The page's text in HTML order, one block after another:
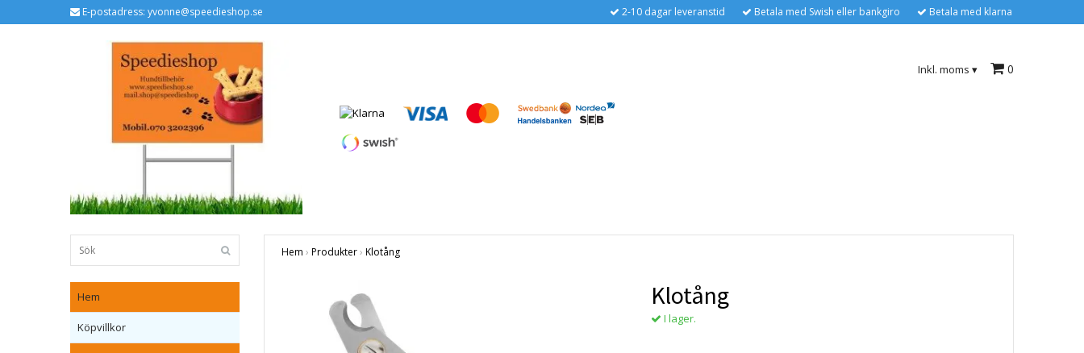
E-postadress: yvonne@speedieshop.se 2-10 dagar leveranstid Betala med Swish eller bankgiro Betala med klarna
Inkl. moms ▾ 0
Hem
Köpvillkor
Hem › Produkter› Klotång
Klotång
I lager.